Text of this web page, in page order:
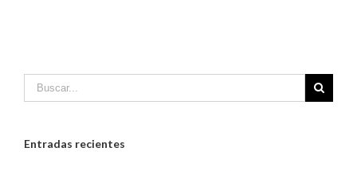
Entradas recientes